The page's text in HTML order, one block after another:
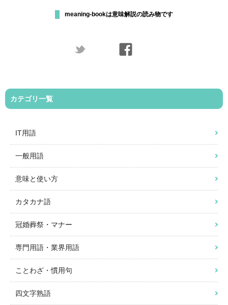
meaning-bookは意味解説の読み物です
カテゴリ一覧
IT用語
一般用語
意味と使い方
カタカナ語
冠婚葬祭・マナー
専門用語・業界用語
ことわざ・慣用句
四文字熟語